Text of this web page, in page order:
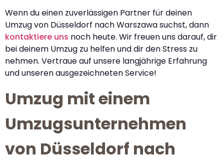
Wenn du einen zuverlässigen Partner für deinen
Umzug von Düsseldorf nach Warszawa suchst, dann
kontaktiere uns noch heute. Wir freuen uns darauf, dir
bei deinem Umzug zu helfen und dir den Stress zu
nehmen. Vertraue auf unsere langjährige Erfahrung
und unseren ausgezeichneten Service!
Umzug mit einem
Umzugsunternehmen
von Düsseldorf nach